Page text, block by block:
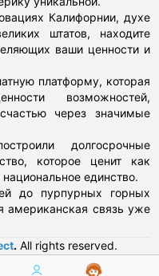
Калифорнии, духе
штатов, находите
ваши ценности и
платформу, которая
возможностей,
через значимые
долгосрочные
которое ценит как
единство.
до пурпурных горных
американская связь уже
. All rights reserved.